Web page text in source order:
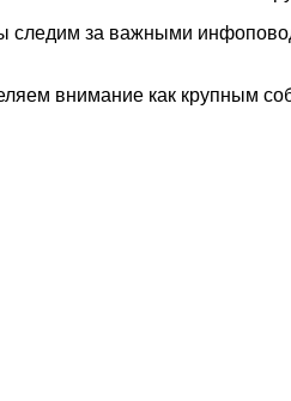
следим за важными
внимание как крупным